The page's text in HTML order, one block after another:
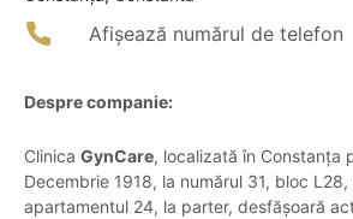
Afișează numărul de telefon
Despre companie:
Clinica GynCare, localizată în Constanța
Decembrie 1918, la numărul 31, bloc L28,
apartamentul 24, la parter, desfășoară